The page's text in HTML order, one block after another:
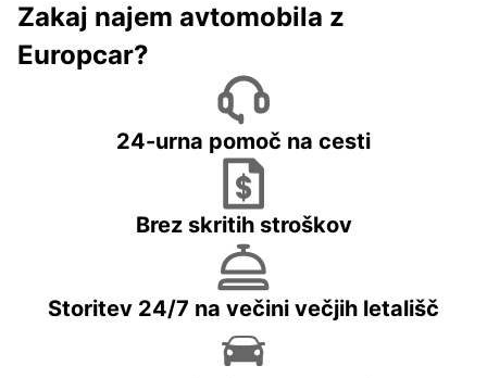
Zakaj najem avtomobila z
Europcar?
24-urna pomoč na cesti
Brez skritih stroškov
Storitev 24/7 na večini večjih letališč